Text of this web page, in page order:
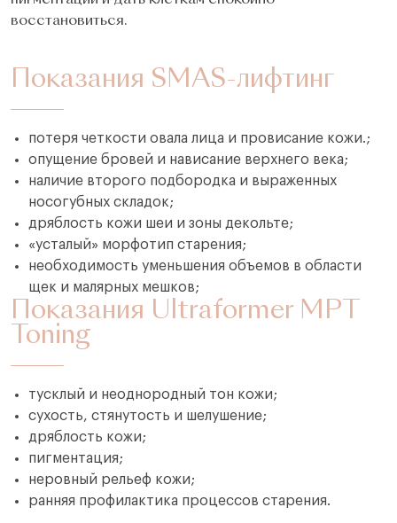
восстановиться.
Показания SMAS-лифтинг
потеря четкости овала лица и провисание кожи.;
опущение бровей и нависание верхнего века;
наличие второго подбородка и выраженных
носогубных складок;
дряблость кожи шеи и зоны декольте;
«усталый» морфотип старения;
необходимость уменьшения объемов в области
щек и малярных мешков;
Показания Ultraformer MPT
Toning
тусклый и неоднородный тон кожи;
сухость, стянутость и шелушение;
дряблость кожи;
пигментация;
неровный рельеф кожи;
ранняя профилактика процессов старения.